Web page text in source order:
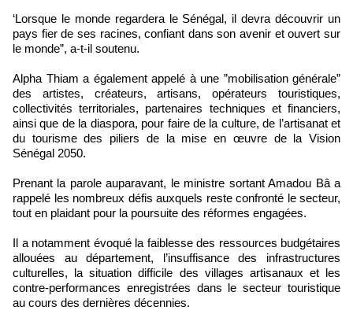
‘Lorsque le monde regardera le Sénégal, il devra découvrir un
pays fier de ses racines, confiant dans son avenir et ouvert sur
le monde”, a-t-il soutenu.
Alpha Thiam a également appelé à une ”mobilisation générale”
des artistes, créateurs, artisans, opérateurs touristiques,
collectivités territoriales, partenaires techniques et financiers,
ainsi que de la diaspora, pour faire de la culture, de l’artisanat et
du tourisme des piliers de la mise en œuvre de la Vision
Sénégal 2050.
‎Prenant la parole auparavant, le ministre sortant Amadou Bâ a
rappelé les nombreux défis auxquels reste confronté le secteur,
tout en plaidant pour la poursuite des réformes engagées.
‎Il a notamment évoqué la faiblesse des ressources budgétaires
allouées au département, l’insuffisance des infrastructures
culturelles, la situation difficile des villages artisanaux et les
contre-performances enregistrées dans le secteur touristique
au cours des dernières décennies.